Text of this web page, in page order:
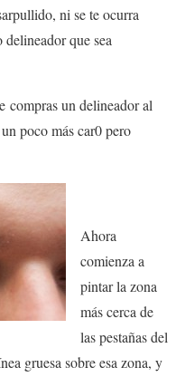
ni se te ocurra
que sea
un delineador al
poco más car0 pero
Ahora
comienza a
pintar la zona
más cerca de
las pestañas del
gruesa sobre esa zona, y